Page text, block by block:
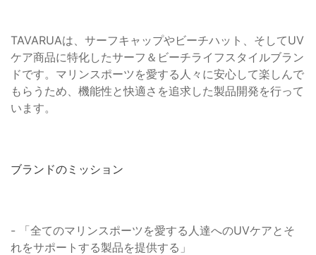
TAVARUAは、サーフキャップやビーチハット、そしてUV
ケア商品に特化したサーフ＆ビーチライフスタイルブラン
ドです。マリンスポーツを愛する人々に安心して楽しんで
もらうため、機能性と快適さを追求した製品開発を行って
います。
ブランドのミッション
- 「全てのマリンスポーツを愛する人達へのUVケアとそ
れをサポートする製品を提供する」